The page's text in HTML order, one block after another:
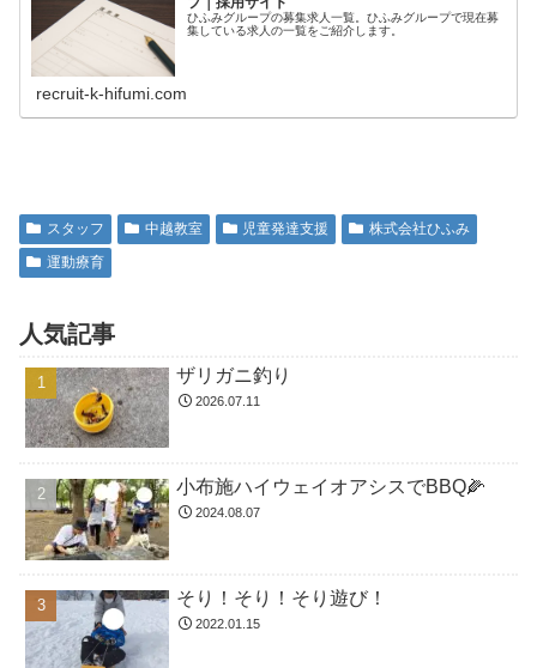
ひふみグループの募集求人一覧。ひふみグループで現在募
集している求人の一覧をご紹介します。
recruit-k-hifumi.com
スタッフ 中越教室 児童発達支援
株式会社ひふみ
運動療育
人気記事
ザリガニ釣り
2026.07.11
小布施ハイウェイオアシスでBBQ🌽
2024.08.07
そり！そり！そり遊び！
2022.01.15